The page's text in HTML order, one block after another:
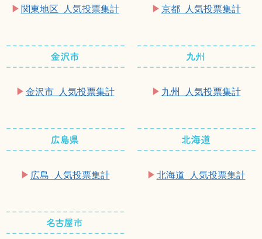
関東地区 人気投票集計 京都 人気投票集計
金沢市 人気投票集計 九州 人気投票集計
広島 人気投票集計 北海道 人気投票集計